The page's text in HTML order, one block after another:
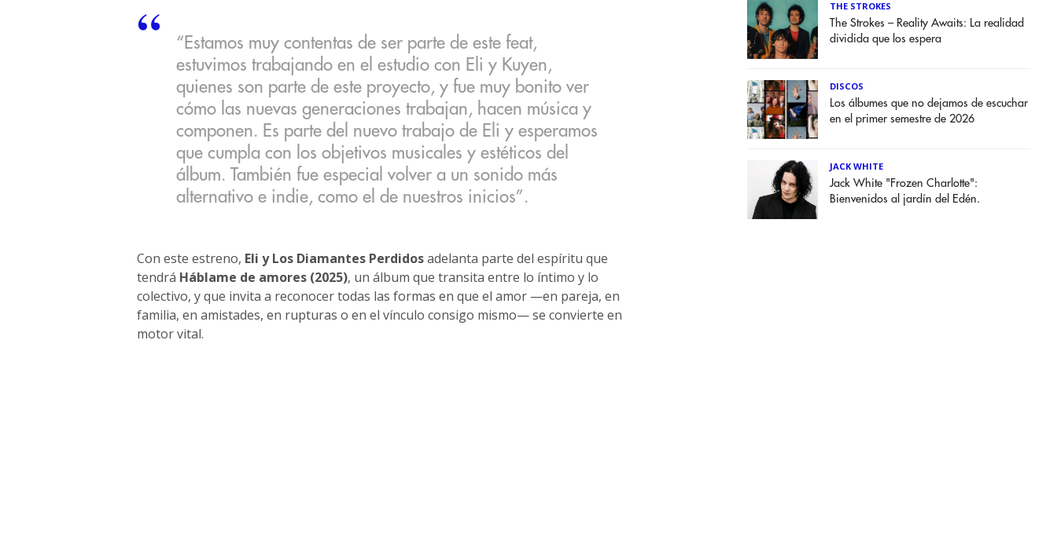
“Estamos muy contentas de ser parte de este feat,
estuvimos trabajando en el estudio con Eli y Kuyen,
quienes son parte de este proyecto, y fue muy bonito ver
cómo las nuevas generaciones trabajan, hacen música y
componen. Es parte del nuevo trabajo de Eli y esperamos
que cumpla con los objetivos musicales y estéticos del
álbum. También fue especial volver a un sonido más
alternativo e indie, como el de nuestros inicios”.
Con este estreno, Eli y Los Diamantes Perdidosadelanta parte del espíritu que
tendrá Háblame de amores (2025), un álbum que transita entre lo íntimo y lo
colectivo, y que invita a reconocer todas las formas en que el amor —en pareja, en
familia, en amistades, en rupturas o en el vínculo consigo mismo— se convierte en
motor vital.
THE STROKES
The Strokes – Reality Awaits: La realidad
dividida que los espera
DISCOS
Los álbumes que no dejamos de escuchar
en el primer semestre de 2026
JACK WHITE
Jack White "Frozen Charlotte":
Bienvenidos al jardín del Edén.